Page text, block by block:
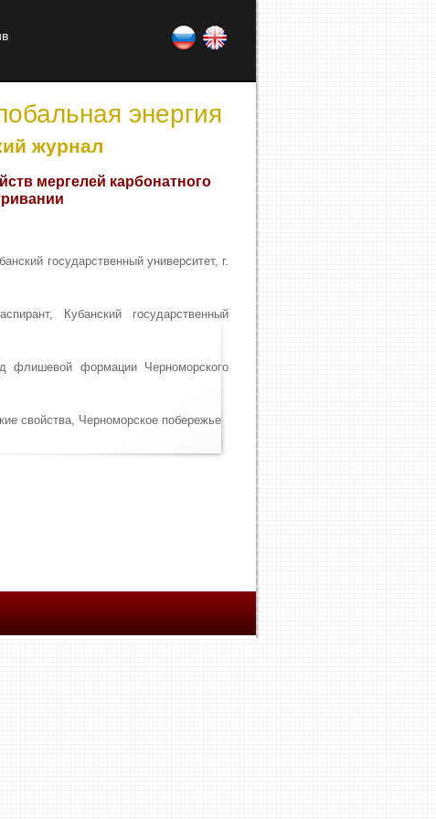
энергия
журнал
мергелей карбонатного
государственный университет, г.
Кубанский государственный
флишевой формации Черноморского
свойства, Черноморское побережье